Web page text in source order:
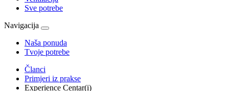
Sve potrebe
Navigacija
Naša ponuda
Tvoje potrebe
Članci
Primjeri iz prakse
Experience Centar(i)